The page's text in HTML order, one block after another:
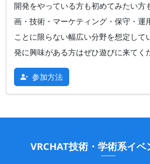
開発をやっている方も初めてみたい方
画・技術・マーケティング・保守・運
ことに限らない幅広い分野を想定して
発に興味がある方はぜひ遊びに来てく
参加方法
VRCHAT技術・学術系イベ